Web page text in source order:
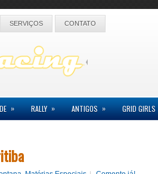
SERVIÇOS CONTATO
» RALLY » ANTIGOS » GRID GIRLS